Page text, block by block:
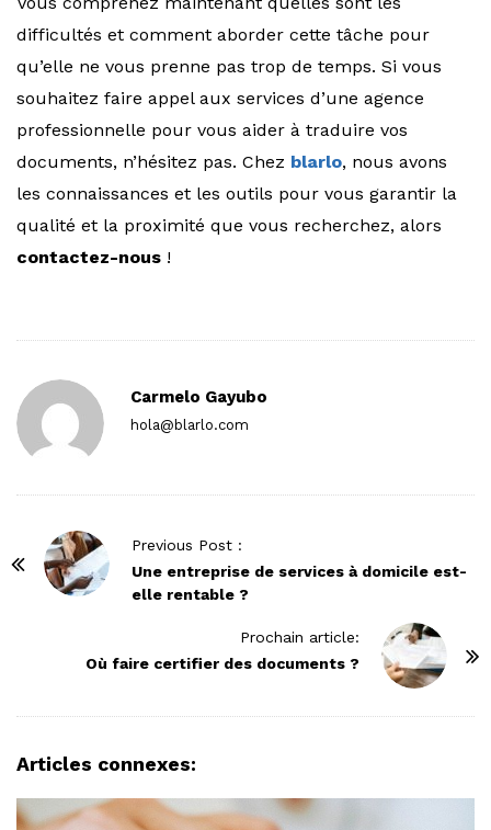
difficultés et comment aborder cette tâche pour
qu’elle ne vous prenne pas trop de temps. Si vous
souhaitez faire appel aux services d’une agence
professionnelle pour vous aider à traduire vos
documents, n’hésitez pas. Chez blarlo, nous avons
les connaissances et les outils pour vous garantir la
qualité et la proximité que vous recherchez, alors
contactez-nous !
Carmelo Gayubo
hola@blarlo.com
Previous Post :
Une entreprise de services à domicile est-
elle rentable ?
Prochain article:
Où faire certifier des documents ?
Articles connexes: